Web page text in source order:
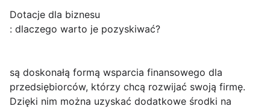
Dotacje dla biznesu
: dlaczego warto je pozyskiwać?
są doskonałą formą wsparcia finansowego dla
przedsiębiorców, którzy chcą rozwijać swoją firmę.
Dzięki nim można uzyskać dodatkowe środki na